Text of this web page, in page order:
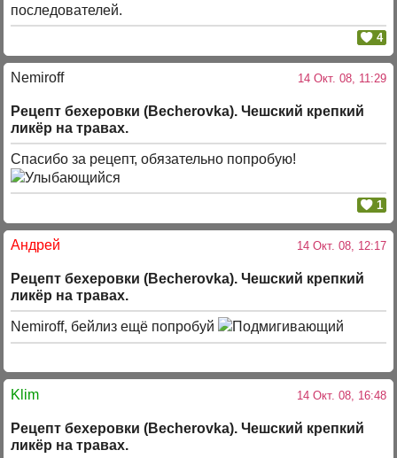
последователей.
4
Nemiroff 14 Окт. 08, 11:29
Рецепт бехеровки (Becherovka). Чешский крепкий
ликёр на травах.
Спасибо за рецепт, обязательно попробую!
1
Андрей 14 Окт. 08, 12:17
Рецепт бехеровки (Becherovka). Чешский крепкий
ликёр на травах.
Nemiroff, бейлиз ещё попробуй
Klim 14 Окт. 08, 16:48
Рецепт бехеровки (Becherovka). Чешский крепкий
ликёр на травах.